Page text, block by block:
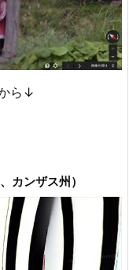
ら↓
カンザス州）